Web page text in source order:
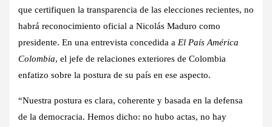
que certifiquen la transparencia de las elecciones recientes, no
habrá reconocimiento oficial a Nicolás Maduro como
presidente. En una entrevista concedida a El País América
Colombia, el jefe de relaciones exteriores de Colombia
enfatizo sobre la postura de su país en ese aspecto.
“Nuestra postura es clara, coherente y basada en la defensa
de la democracia. Hemos dicho: no hubo actas, no hay